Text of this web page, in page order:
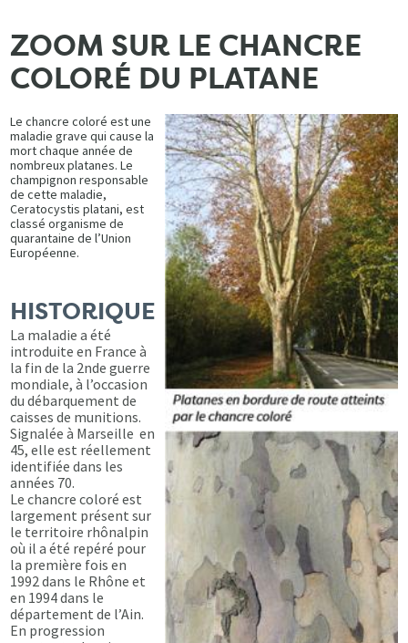
ZOOM SUR LE CHANCRE
COLORÉ DU PLATANE
Le chancre coloré est une
maladie grave qui cause la
mort chaque année de
nombreux platanes. Le
champignon responsable
de cette maladie,
Ceratocystis platani, est
classé organisme de
quarantaine de l’Union
Européenne.
HISTORIQUE
La maladie a été
introduite en France à
la fin de la 2nde guerre
mondiale, à l’occasion
du débarquement de
caisses de munitions.
Signalée à Marseille en
45, elle est réellement
identifiée dans les
années 70.
Le chancre coloré est
largement présent sur
le territoire rhônalpin
où il a été repéré pour
la première fois en
1992 dans le Rhône et
en 1994 dans le
département de l’Ain.
En progression